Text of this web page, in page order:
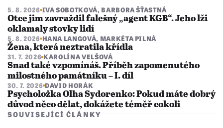
5. 8. 2026 IVA SOBOTKOVÁ, BARBORA ŠŤASTNÁ
Otce jim zavraždil falešný „agent KGB“. Jeho lži
oklamaly stovky lidí
5. 8. 2026 HANA LANGOVÁ, MARKÉTA PILNÁ
Žena, která neztratila křídla
31. 7. 2026 KAROLÍNA VELŠOVÁ
Snad také vzpomínáš. Příběh zapomenutého
milostného památníku – I. díl
30. 7. 2026 DAVID HORÁK
Psycholožka Olha Sydorenko: Pokud máte dobrý
důvod něco dělat, dokážete téměř cokoli
SOUVISEJÍCÍ ČLÁNKY